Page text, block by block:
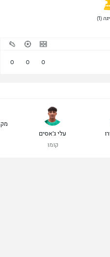
(1)
0
0
0
עלי ג'אסים
קומו